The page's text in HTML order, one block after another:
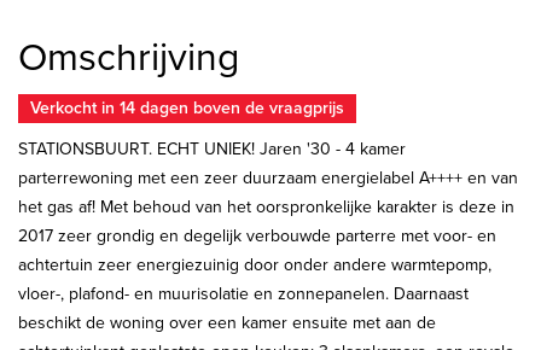
Omschrijving
Verkocht in 14 dagen boven de vraagprijs
STATIONSBUURT. ECHT UNIEK! Jaren '30 - 4 kamer
parterrewoning met een zeer duurzaam energielabel A++++ en van
het gas af! Met behoud van het oorspronkelijke karakter is deze in
2017 zeer grondig en degelijk verbouwde parterre met voor- en
achtertuin zeer energiezuinig door onder andere warmtepomp,
vloer-, plafond- en muurisolatie en zonnepanelen. Daarnaast
beschikt de woning over een kamer ensuite met aan de